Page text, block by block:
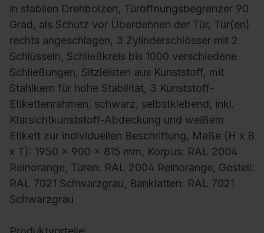
in stabilen Drehbolzen, Türöffnungsbegrenzer 90
Grad, als Schutz vor Überdehnen der Tür, Tür(en)
rechts angeschlagen, 3 Zylinderschlösser mit 2
Schlüsseln, Schließkreis bis 1000 verschiedene
Schließungen, Sitzleisten aus Kunststoff, mit
Stahlkern für hohe Stabilität, 3 Kunststoff-
Etikettenrahmen, schwarz, selbstklebend, inkl.
Klarsichtkunststoff-Abdeckung und weißem
Etikett zur individuellen Beschriftung, Maße (H x B
x T): 1950 x 900 x 815 mm, Korpus: RAL 2004
Reinorange, Türen: RAL 2004 Reinorange, Gestell:
RAL 7021 Schwarzgrau, Banklatten: RAL 7021
Schwarzgrau